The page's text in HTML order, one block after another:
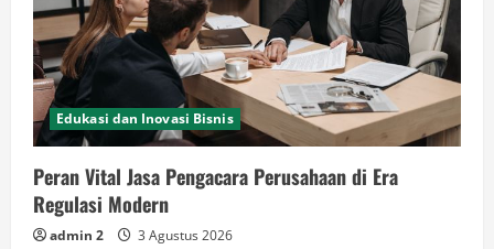
Edukasi dan Inovasi Bisnis
Peran Vital Jasa Pengacara Perusahaan di Era
Regulasi Modern
admin 2 3 Agustus 2026